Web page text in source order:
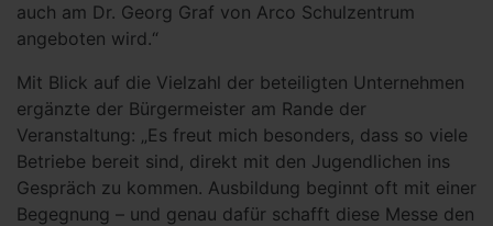
auch am Dr. Georg Graf von Arco Schulzentrum
angeboten wird.“
Mit Blick auf die Vielzahl der beteiligten Unternehmen
ergänzte der Bürgermeister am Rande der
Veranstaltung: „Es freut mich besonders, dass so viele
Betriebe bereit sind, direkt mit den Jugendlichen ins
Gespräch zu kommen. Ausbildung beginnt oft mit einer
Begegnung – und genau dafür schafft diese Messe den